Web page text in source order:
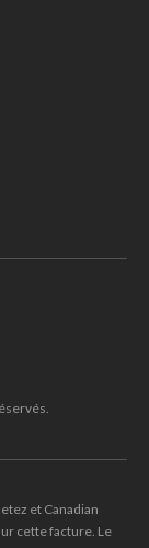
et Canadian
cette facture. Le